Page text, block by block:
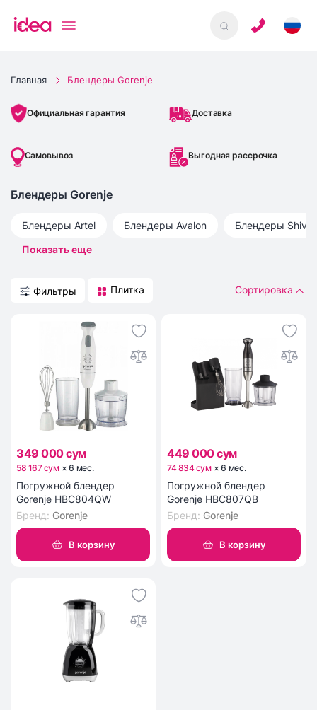
Главная Блендеры Gorenje
Официальная гарантия Доставка
Самовывоз Выгодная рассрочка
Блендеры Gorenje
Блендеры Artel Блендеры Avalon Блендеры
Показать еще
Фильтры Плитка Сортировка
349 000 сум
58 167 сум ×6 мес.
Погружной блендер
Gorenje HBC804QW
Бренд: Gorenje
В корзину
449 000 сум
74 834 сум ×6 мес.
Погружной блендер
Gorenje HBC807QB
Бренд: Gorenje
В корзину